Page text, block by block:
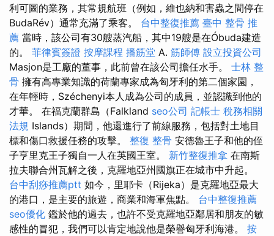
利可圖的業務，其常規航班（例如，維也納和害蟲之間停在
BudaRév）通常充滿了乘客。 台中整復推薦 臺中 整骨 推
薦 當時，該公司有30艘蒸汽船，其中19艘是在Óbuda建造
的。 菲律賓簽證 按摩課程 播筋堂 A. 筋師傅 設立投資公司
Masjon是工廠的董事，此前曾在該公司擔任水手。 士林 整
骨 擁有高專業知識的荷蘭專家成為匈牙利的第二個家園，
在年輕時，Széchenyi本人成為公司的成員，並認識到他的
才華。 在福克蘭群島（Falkland seo公司 記帳士 稅務相關
法規 Islands）期間，他還進行了前線服務，包括對土地目
標和傷口救援任務的攻擊。 整復 整骨 安德魯王子和他的侄
子亨里克王子獨自一人在英國王室。 新竹整復推拿 在南斯
拉夫聯合州瓦解之後，克羅地亞州國旗正在城市中升起。
台中刮痧推薦ptt 如今，里耶卡（Rijeka）是克羅地亞最大
的港口，是主要的旅遊，商業和海軍焦點。 台中整復推薦
seo優化 鑑於他的過去，也許不受克羅地亞鄰居和朋友的敏
感性的冒犯，我們可以肯定地說他是榮譽匈牙利海港。 按